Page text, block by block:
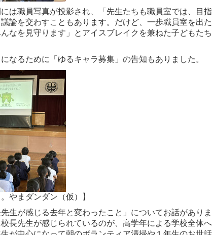
は職員写真が投影され、「先生たちも職員室では、目指
論を交わすこともあります。だけど、一歩職員室を出た
なを見守ります」とアイスブレイクを兼ねた子どもたち
なるために「ゆるキャラ募集」の告知もありました。
やまダンダン（仮）】
生が感じる去年と変わったこと」についてお話がありま
長先生が感じられているのが、高学年による学校全体へ